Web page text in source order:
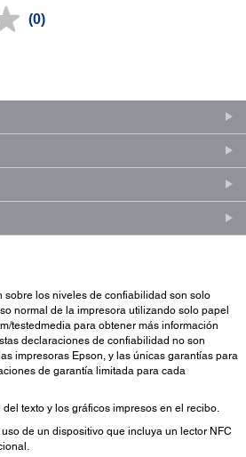
Sin
misma
(0)
sobre los niveles de confiabilidad son solo
normal de la impresora utilizando solo papel
testedmedia para obtener más información
declaraciones de confiabilidad no son
impresoras Epson, y las únicas garantías para
de garantía limitada para cada
texto y los gráficos impresos en el recibo.
de un dispositivo que incluya un lector NFC